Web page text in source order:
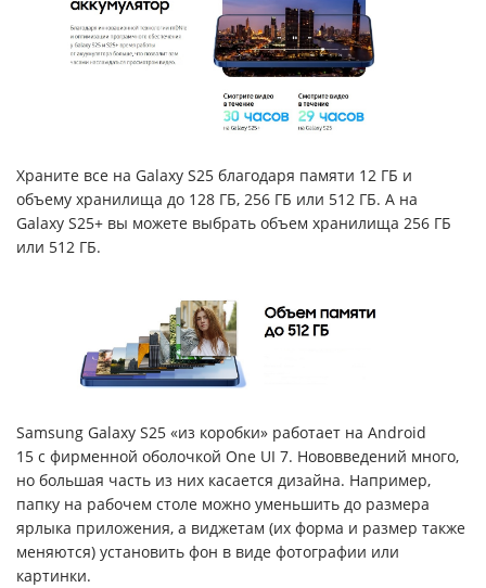
Храните все на Galaxy S25 благодаря памяти 12 ГБ и
объему хранилища до 128 ГБ, 256 ГБ или 512 ГБ. А на
Galaxy S25+ вы можете выбрать объем хранилища 256 ГБ
или 512 ГБ.
Samsung Galaxy S25 «из коробки» работает на Android
15 с фирменной оболочкой One UI 7. Нововведений много,
но большая часть из них касается дизайна. Например,
папку на рабочем столе можно уменьшить до размера
ярлыка приложения, а виджетам (их форма и размер также
меняются) установить фон в виде фотографии или
картинки.